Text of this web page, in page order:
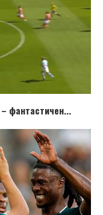
фантастичен...